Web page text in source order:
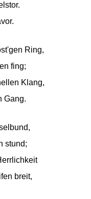
Ring,
fing;
Klang,
Gang.
stund;
breit,